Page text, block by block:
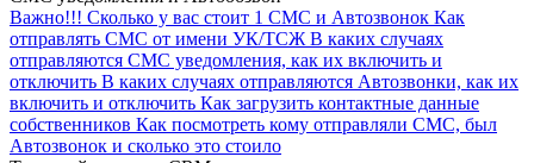
Важно!!! Сколько у вас стоит 1 СМС и Автозвонок Как
отправлять СМС от имени УК/ТСЖ В каких случаях
отправляются СМС уведомления, как их включить и
отключить В каких случаях отправляются Автозвонки, как их
включить и отключить Как загрузить контактные данные
собственников Как посмотреть кому отправляли СМС, был
Автозвонок и сколько это стоило